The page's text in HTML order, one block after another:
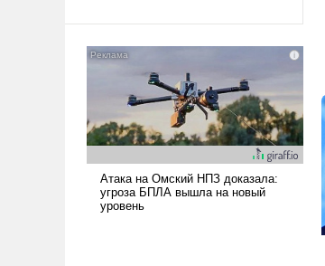
Сложившаяся ситуация
означает многолетний период
уязвимости США, например,
перед Китаем.